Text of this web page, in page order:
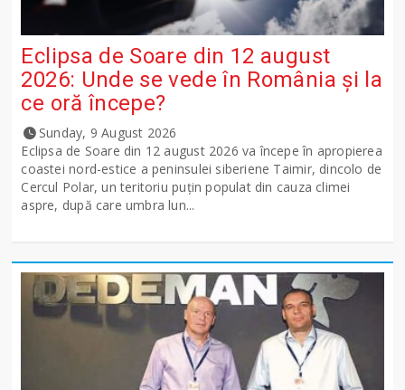
Eclipsa de Soare din 12 august
2026: Unde se vede în România și la
ce oră începe?
Sunday, 9 August 2026
Eclipsa de Soare din 12 august 2026 va începe în apropierea
coastei nord-estice a peninsulei siberiene Taimir, dincolo de
Cercul Polar, un teritoriu puțin populat din cauza climei
aspre, după care umbra lun...